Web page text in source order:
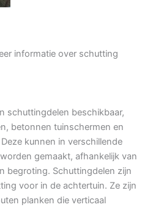
informatie over schutting
schuttingdelen beschikbaar,
betonnen tuinschermen en
kunnen in verschillende
gemaakt, afhankelijk van
begroting. Schuttingdelen zijn
voor in de achtertuin. Ze zijn
planken die verticaal